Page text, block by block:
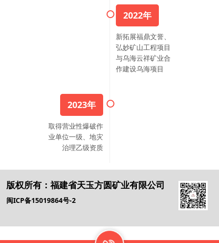
2022年
新拓展福鼎文誉、
弘妙矿山工程项目
与乌海云祥矿业合
作建设乌海项目
2023年
取得营业性爆破作
业单位一级、地灾
治理乙级资质
版权所有：福建省天玉方圆矿业有限公司
闽ICP备15019864号-2